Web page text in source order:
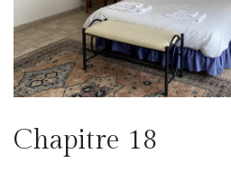
Chapitre 18